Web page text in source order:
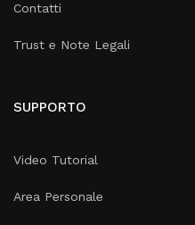
Contatti
Trust e Note Legali
SUPPORTO
Video Tutorial
Area Personale